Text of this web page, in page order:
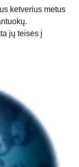
ketverius metus
jų teisės į